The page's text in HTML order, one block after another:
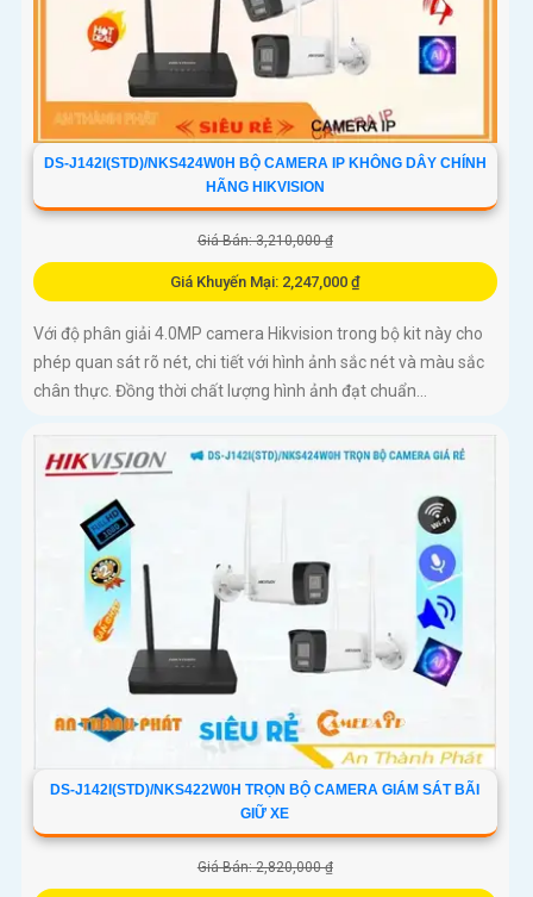
DS-J142I(STD)/NKS424W0H BỘ CAMERA IP KHÔNG DÂY CHÍNH
HÃNG HIKVISION
Giá Bán: 3,210,000 ₫
Giá Khuyến Mại: 2,247,000 ₫
Với độ phân giải 4.0MP camera Hikvision trong bộ kit này cho
phép quan sát rõ nét, chi tiết với hình ảnh sắc nét và màu sắc
chân thực. Đồng thời chất lượng hình ảnh đạt chuẩn...
DS-J142I(STD)/NKS422W0H TRỌN BỘ CAMERA GIÁM SÁT BÃI
GIỮ XE
Giá Bán: 2,820,000 ₫